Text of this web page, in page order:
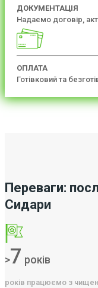
ДОКУМЕНТАЦІЯ
Надаємо договір,
ОПЛАТА
Готівковий та
Переваги:
Сидари
>7 років
років працюємо з